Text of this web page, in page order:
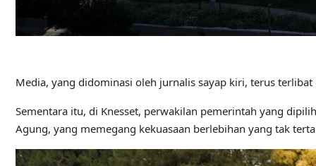
Media, yang didominasi oleh jurnalis sayap kiri, terus
Sementara itu, di Knesset, perwakilan pemerintah yang
Agung, yang memegang kekuasaan berlebihan yang tak